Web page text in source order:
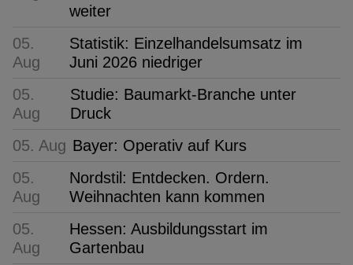
weiter
05.
Aug
Statistik: Einzelhandelsumsatz im
Juni 2026 niedriger
05.
Aug
Studie: Baumarkt-Branche unter
Druck
05. Aug Bayer: Operativ auf Kurs
05.
Aug
Nordstil: Entdecken. Ordern.
Weihnachten kann kommen
05.
Aug
Hessen: Ausbildungsstart im
Gartenbau